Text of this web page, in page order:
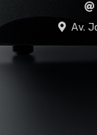
Av.